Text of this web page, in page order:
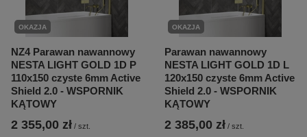
OKAZJA
NZ4 Parawan nawannowy
NESTA LIGHT GOLD 1D P
110x150 czyste 6mm Active
Shield 2.0 - WSPORNIK
KĄTOWY
2 355,00 zł / szt.
OKAZJA
Parawan nawannowy
NESTA LIGHT GOLD 1D L
120x150 czyste 6mm Active
Shield 2.0 - WSPORNIK
KĄTOWY
2 385,00 zł / szt.